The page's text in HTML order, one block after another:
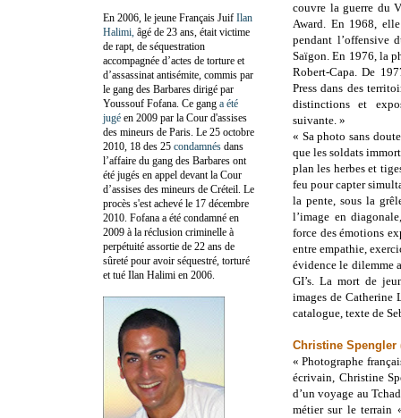
couvre la guerre du
Award. En 1968,
pendant l’offensive
Saïgon. En 1976, la
Robert-Capa. De
Press dans des
distinctions et
suivante. »
« Sa photo sans
que les soldats
plan les herbes et
feu pour capter
la pente, sous la
l’image en
force des émotions
entre empathie,
évidence le dilemme
GI’s. La mort de
images de Catherine
catalogue, texte de
Christine Spengler
« Photographe
écrivain, Christine
d’un voyage au
métier sur le terrain
En 2006, le jeune Français Juif Ilan
Halimi, âgé de 23 ans, était victime
de rapt, de séquestration
accompagnée d’actes de torture et
d’assassinat antisémite, commis par
le gang des Barbares dirigé par
Youssouf Fofana. Ce gang a été
jugé en 2009 par la Cour d'assises
des mineurs de Paris. Le 25 octobre
2010, 18 des 25 condamnés dans
l’affaire du gang des Barbares ont
été jugés en appel devant la Cour
d’assises des mineurs de Créteil. Le
procès s'est achevé le 17 décembre
2010. Fofana a été condamné en
2009 à la réclusion criminelle à
perpétuité assortie de 22 ans de
sûreté pour avoir séquestré, torturé
et tué Ilan Halimi en 2006.